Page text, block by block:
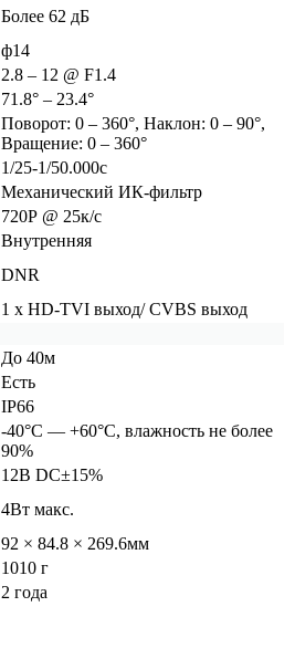
Более 62 дБ
ф14
2.8 – 12 @ F1.4
71.8° – 23.4°
Поворот: 0 – 360°, Наклон: 0 – 90°,
Вращение: 0 – 360°
1/25-1/50.000с
Механический ИК-фильтр
720Р @ 25к/с
Внутренняя
DNR
1 x HD-TVI выход/ CVBS выход
До 40м
Есть
IP66
-40°С — +60°С, влажность не более
90%
12В DC±15%
4Вт макс.
92 × 84.8 × 269.6мм
1010 г
2 года